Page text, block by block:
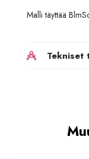
Malli täyttää
Tekniset